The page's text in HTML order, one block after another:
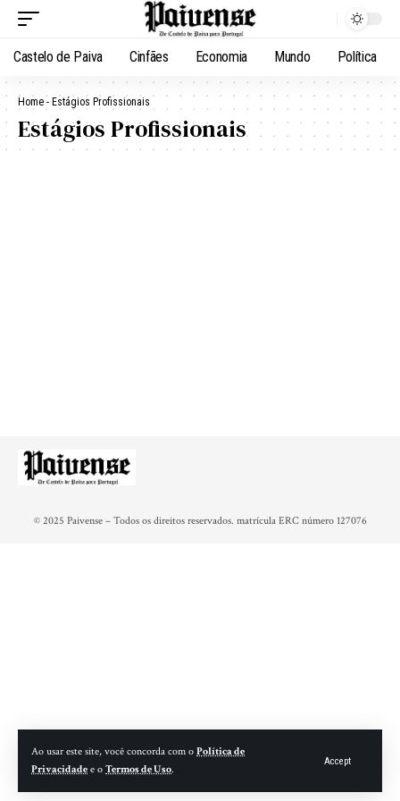
Ao usar este site, você concorda com o Política de
Privacidade e o Termos de Uso.
Accept
Castelo de Paiva Cinfães Economia Mundo Política
Home - Estágios Profissionais
Estágios Profissionais
© 2025 Paivense – Todos os direitos reservados. matrícula ERC número 127076